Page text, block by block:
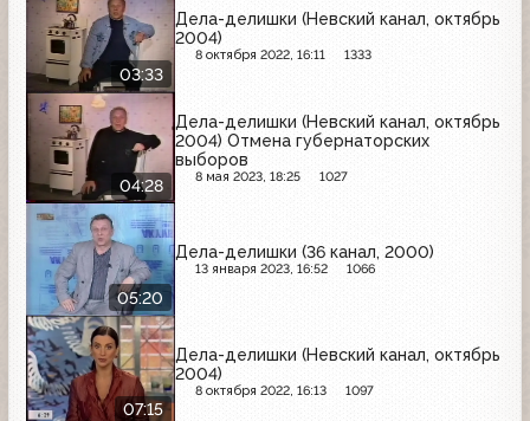
03:33
Дела-делишки (Невский канал, октябрь
2004)
8 октября 2022, 16:11 1333
04:28
Дела-делишки (Невский канал, октябрь
2004) Отмена губернаторских
выборов
8 мая 2023, 18:25 1027
05:20
Дела-делишки (36 канал, 2000)
13 января 2023, 16:52 1066
07:15
Дела-делишки (Невский канал, октябрь
2004)
8 октября 2022, 16:13 1097